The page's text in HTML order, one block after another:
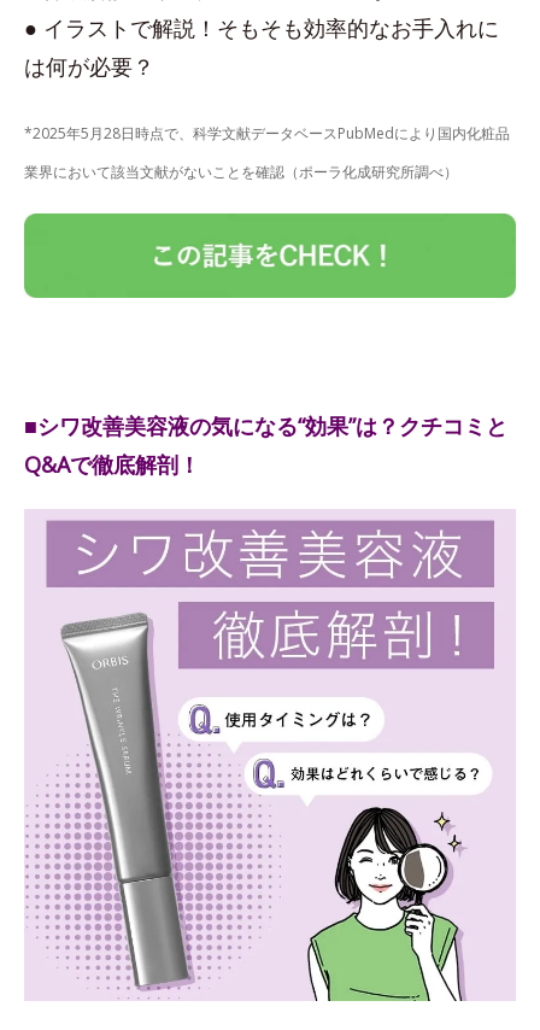
● イラストで解説！そもそも効率的なお手入れに
は何が必要？
*2025年5月28日時点で、科学文献データベースPubMedにより国内化粧品
業界において該当文献がないことを確認（ポーラ化成研究所調べ）
■シワ改善美容液の気になる“効果”は？クチコミと
Q&Aで徹底解剖！